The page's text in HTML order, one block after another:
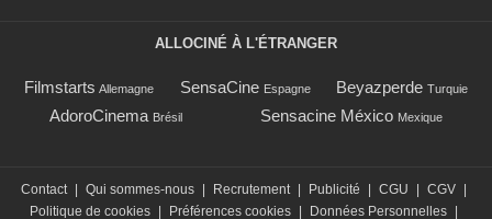
ALLOCINÉ À L'ÉTRANGER
Filmstarts Allemagne SensaCine Espagne Beyazperde Turquie
AdoroCinema Brésil Sensacine México Mexique
Contact Qui sommes-nous Recrutement Publicité CGU CGV
Politique de cookies
Préférences cookies Données Personnelles